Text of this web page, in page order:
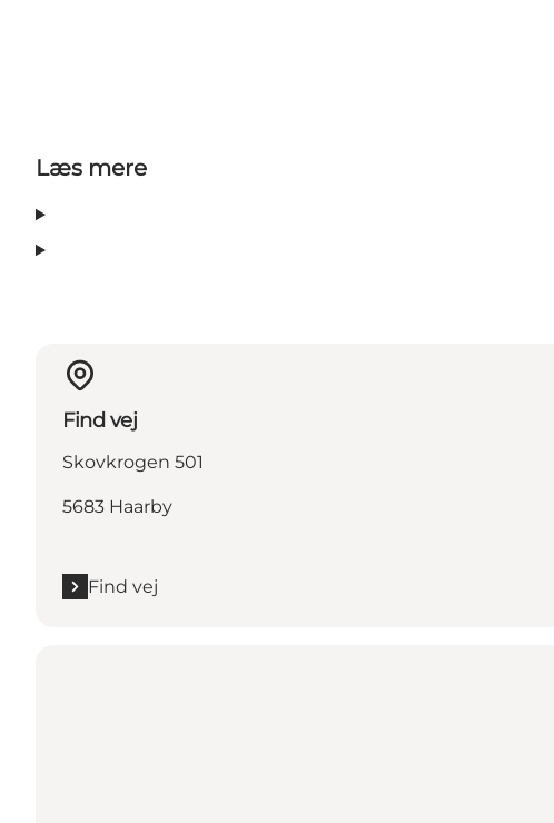
Læs mere
Find vej
Skovkrogen 501
5683 Haarby
Find vej